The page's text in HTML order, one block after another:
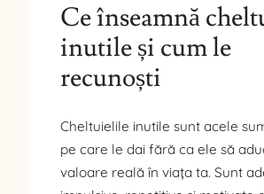
Ce înseamnă
inutile și cum le
recunoști
Cheltuielile inutile sunt acele
pe care le dai fără ca ele să
valoare reală în viața ta. Sunt